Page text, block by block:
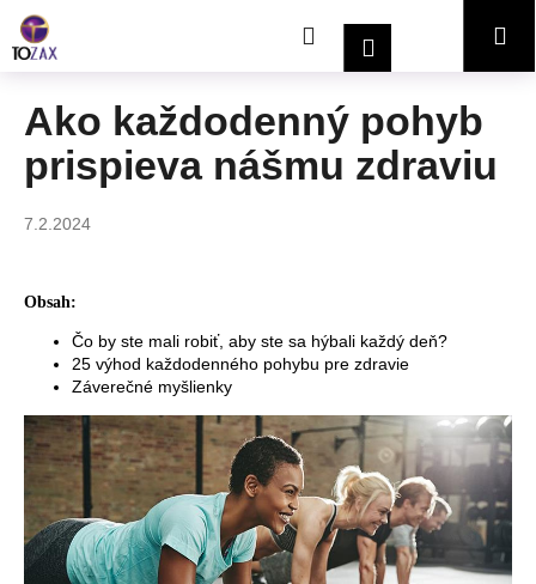
obsah
HľadaťPrihlásenieNákupný
košík
Ako každodenný pohyb
prispieva nášmu zdraviu
7.2.2024
Obsah:
Čo by ste mali robiť, aby ste sa hýbali každý deň?
25 výhod každodenného pohybu pre zdravie
Záverečné myšlienky
o
Č
o
p
o
e
j
e
t
e
n
á